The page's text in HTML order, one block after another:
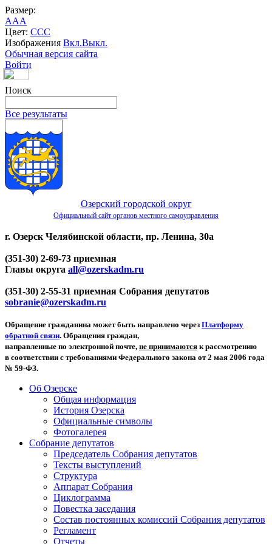
Размер:
AAA
Цвет: CCC
Изображения Вкл.Выкл.
Обычная версия сайта
Войти
Поиск
Все результаты
Озерский городской округ
Официальный сайт органов местного самоуправления
г. Озерск Челябинской области, пр. Ленина, 30а
(351-30) 2-69-73 приемная
Главы округа all@ozerskadm.ru
(351-30) 2-55-31 приемная Собрания депутатов
sobranie@ozerskadm.ru
Обращение гражданина может быть направлено через Платформу
обратной связи. Обращения граждан,
направленные по электронной почте, не принимаются к рассмотрению
в соответствии с требованиями Федерального закона от 2 мая 2006 года
№ 59-ФЗ.
Об Озерске
Общая информация
История Озерска
Официальные символы
Фотогалерея
Собрание депутатов
Председатель Собрания депутатов
Тексты выступлений
Структура
Аппарат Собрания
Циклограмма
Повестка заседания
Состав постоянных комиссий Собрания депутатов
Регламент
Отчеты